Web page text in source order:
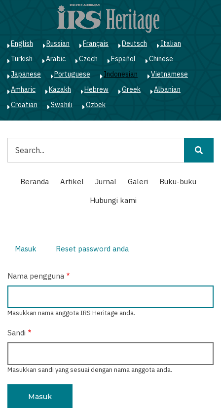
English Russian Français Deutsch
Italian
Turkish
Arabic Czech Español
Chinese
Japanese
Portuguese Indonesian
Vietnamese
Amharic
Kazakh Hebrew Greek
Albanian
Croatian
Swahili Ozbek
Main
navigation
Beranda Artikel Jurnal Galeri
Buku-buku
Hubungi kami
primer
Masuk Reset password anda
Nama pengguna
Masukkan nama anggota IRS Heritage anda.
Sandi
Masukkan sandi yang sesuai dengan nama anggota anda.